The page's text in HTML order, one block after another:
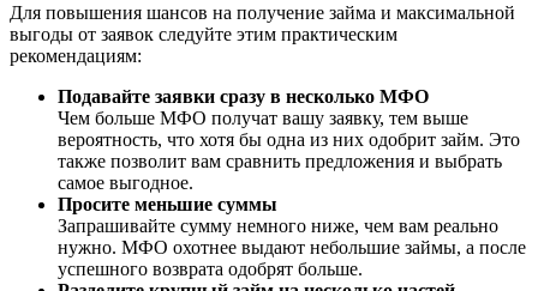
Для повышения шансов на получение займа и максимальной
выгоды от заявок следуйте этим практическим
рекомендациям:
Подавайте заявки сразу в несколько МФО
Чем больше МФО получат вашу заявку, тем выше
вероятность, что хотя бы одна из них одобрит займ. Это
также позволит вам сравнить предложения и выбрать
самое выгодное.
Просите меньшие суммы
Запрашивайте сумму немного ниже, чем вам реально
нужно. МФО охотнее выдают небольшие займы, а после
успешного возврата одобрят больше.